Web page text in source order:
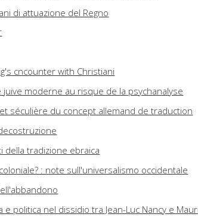
di attuazione del Regno
cncounter with Christiani
moderne au risque de la psychanalyse
séculière du concept allemand de traduction
della tradizione ebraica
: note sull'universalismo occidentale
e politica nel dissidio tra Jean-Luc Nancy e